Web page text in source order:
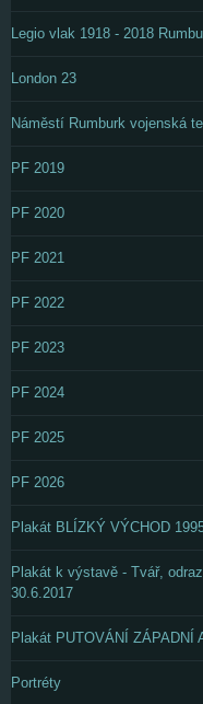
Legio vlak 1918 - 2018
London 23
Náměstí Rumburk vojenská
PF 2019
PF 2020
PF 2021
PF 2022
PF 2023
PF 2024
PF 2025
PF 2026
Plakát BLÍZKÝ VÝCHOD
Plakát k výstavě - Tvář,
30.6.2017
Plakát PUTOVÁNÍ ZÁPADNÍ
Portréty